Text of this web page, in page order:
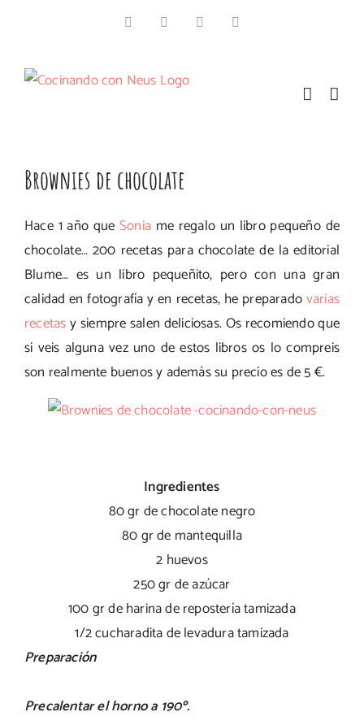
FacebookInstagramPinterest
Brownies de chocolate
Hace 1 año que Sonia me regalo un libro pequeño de
chocolate… 200 recetas para chocolate de la editorial
Blume… es un libro pequeñito, pero con una gran
calidad en fotografía y en recetas, he preparadovarias
recetasy siempre salen deliciosas. Os recomiendo que
si veis alguna vez uno de estos libros os lo compreis
son realmente buenos y además su precio es de 5 €.
Ingredientes
80 gr de chocolate negro
80 gr de mantequilla
2 huevos
250 gr de azúcar
100 gr de harina de repostería tamizada
1/2 cucharadita de levadura tamizada
Preparación
Precalentar el horno a 190º.